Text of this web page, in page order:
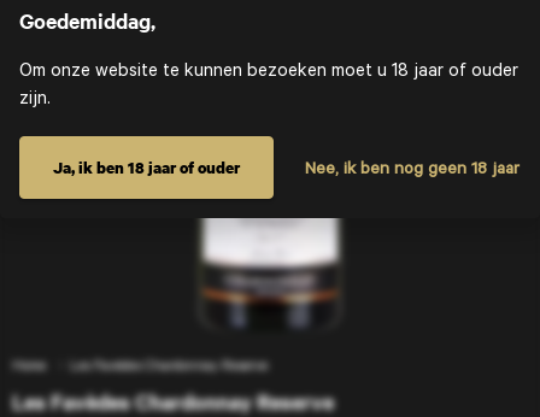
Home Les Favèdes Chardonnay Reserve
Les Favèdes Chardonnay Reserve
Goedemiddag,
Om onze website te kunnen bezoeken moet u 18 jaar of ouder
zijn.
Ja, ik ben 18 jaar of ouder Nee, ik ben nog geen 18 jaar